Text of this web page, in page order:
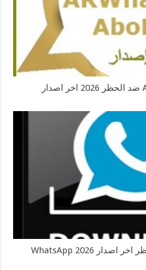
تحميل واتس اب بلس ضد الحظر اخر اصدار 2026 WhatsApp